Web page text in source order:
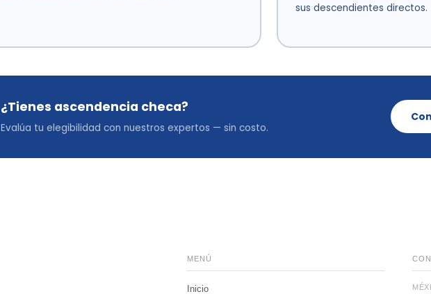
sus descendientes directos.
¿Tienes ascendencia checa?
Evalúa tu elegibilidad con nuestros expertos — sin costo.
MENÚ
Inicio